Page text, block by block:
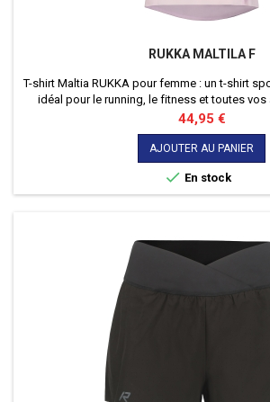
RUKKA MALTILA F
T-shirt Maltia RUKKA pour femme : un t-shirt
idéal pour le running, le fitness et toutes
Prix
44,95 €
AJOUTER AU PANIER
 En stock